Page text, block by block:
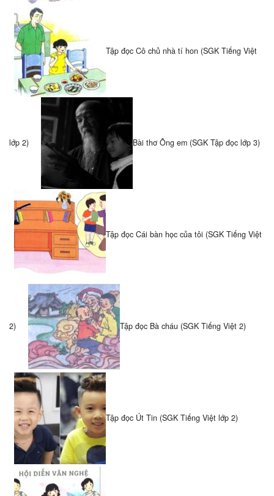
Tập đọc Cô chủ nhà tí hon (SGK Tiếng Việt
lớp 2) Bài thơ Ông em (SGK Tập đọc lớp 3)
Tập đọc Cái bàn học của tôi (SGK Tiếng Việt
2) Tập đọc Bà cháu (SGK Tiếng Việt 2)
Tập đọc Út Tin (SGK Tiếng Việt lớp 2)